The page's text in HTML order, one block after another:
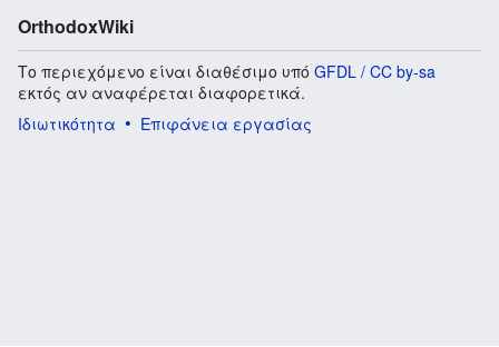
OrthodoxWiki
Το περιεχόμενο είναι διαθέσιμο υπό GFDL / CC by-sa
εκτός αν αναφέρεται διαφορετικά.
Ιδιωτικότητα
Επιφάνεια εργασίας